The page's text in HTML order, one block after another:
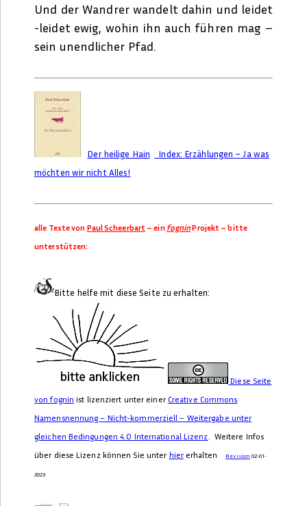
Und der Wandrer wandelt dahin und leidet
-leidet ewig, wohin ihn auch führen mag –
sein unendlicher Pfad.
Der heilige Hain Index: Erzählungen –Ja was
möchten wir nicht Alles!
alle Texte von Paul Scheerbart – ein fogninProjekt – bitte
unterstützen:
Bitte helfe mit diese Seite zu erhalten:
Diese Seite
vonfognin ist lizenziert unter einer Creative Commons
Namensnennung – Nicht-kommerziell – Weitergabe unter
gleichen Bedingungen 4.0 International Lizenz. Weitere Infos
über diese Lizenz können Sie unter hiererhalten Revision 02-01-
2023